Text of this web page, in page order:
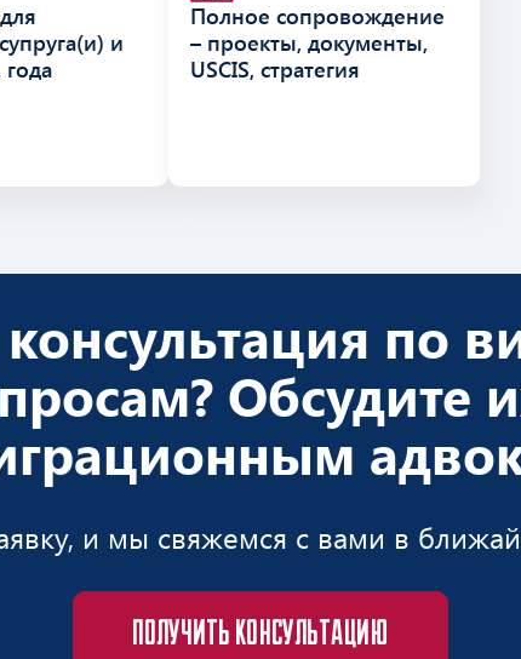
и
Полное сопровождение
– проекты, документы,
USCIS, стратегия
по
Обсудите
и мы свяжемся с вами в
ПОЛУЧИТЬ КОНСУЛЬТАЦИЮ